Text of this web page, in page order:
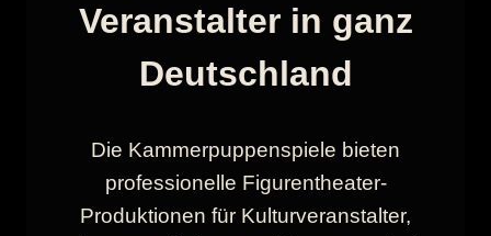
Veranstalter in ganz
Deutschland
Die Kammerpuppenspiele bieten
professionelle Figurentheater-
Produktionen für Kulturveranstalter,